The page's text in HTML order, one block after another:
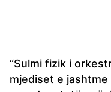
“Sulmi fizik i
mjediset e